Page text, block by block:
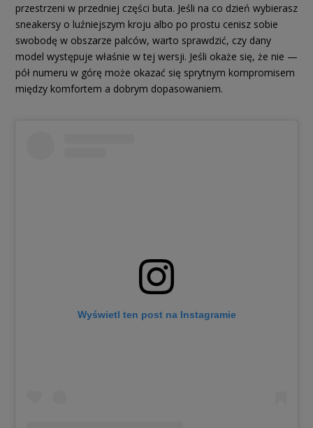
przestrzeni w przedniej części buta. Jeśli na co dzień wybierasz
sneakersy o luźniejszym kroju albo po prostu cenisz sobie
swobodę w obszarze palców, warto sprawdzić, czy dany
model występuje właśnie w tej wersji. Jeśli okaże się, że nie —
pół numeru w górę może okazać się sprytnym kompromisem
między komfortem a dobrym dopasowaniem.
Wyświetl ten post na Instagramie